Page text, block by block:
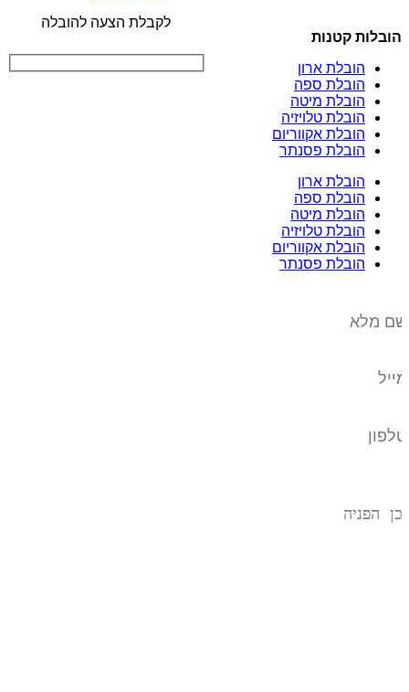
הובלות קטנות
הובלת ארון
הובלת ספה
הובלת מיטה
הובלת טלויזיה
הובלת אקווריום
הובלת פסנתר
הובלת ארון
הובלת ספה
הובלת מיטה
הובלת טלויזיה
הובלת אקווריום
הובלת פסנתר
לקבלת הצעה להובלה